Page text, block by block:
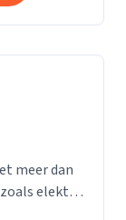
meer dan
elektra,